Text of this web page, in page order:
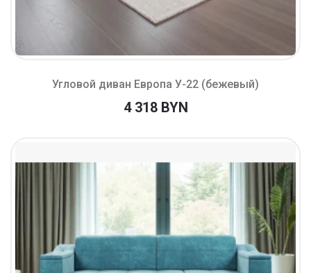
Угловой диван Европа У-22 (бежевый)
4 318 BYN